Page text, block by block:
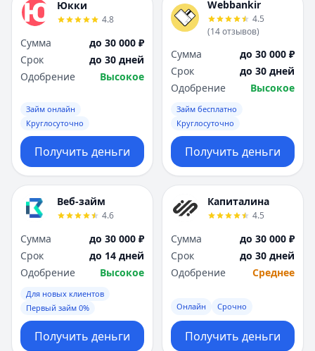
Юкки
4.8
Сумма
до 30 000 ₽
Срок
до 30 дней
Одобрение
Высокое
Займ онлайн
Круглосуточно
Получить деньги
Webbankir
4.5
(14отзывов)
Сумма
до 30 000 ₽
Срок
до 30 дней
Одобрение
Высокое
Займ бесплатно
Круглосуточно
Получить деньги
Веб-займ
4.6
Сумма
до 30 000 ₽
Срок
до 14 дней
Одобрение
Высокое
Для новых клиентов
Первый займ 0%
Получить деньги
Капиталина
4.5
Сумма
до 30 000 ₽
Срок
до 30 дней
Одобрение
Среднее
Онлайн Срочно
Получить деньги